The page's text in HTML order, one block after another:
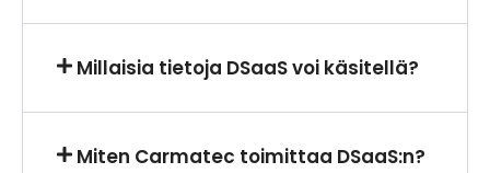
Millaisia tietoja DSaaS voi käsitellä?
Miten Carmatec toimittaa DSaaS:n?